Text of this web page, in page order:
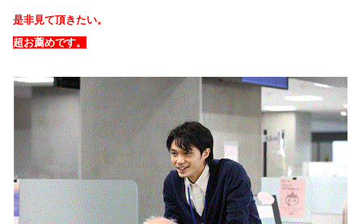
是非見て頂きたい。
超お薦めです。